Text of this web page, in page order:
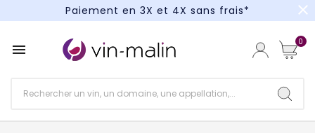
Paiement en 3X et 4X sans frais*
Paiement en 3X et 4X sans frais*
close
 0